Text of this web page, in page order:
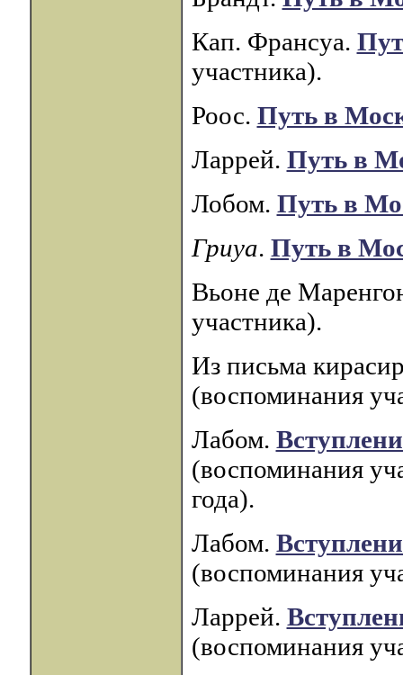
Кап. Франсуа.
участника).
Роос. Путь в
Ларрей. Путь в
Лобом. Путь в
Гриуа. Путь в
Вьоне де
участника).
Из письма
(воспоминания
Лабом.
(воспоминания
года).
Лабом.
(воспоминания
Ларрей.
(воспоминания